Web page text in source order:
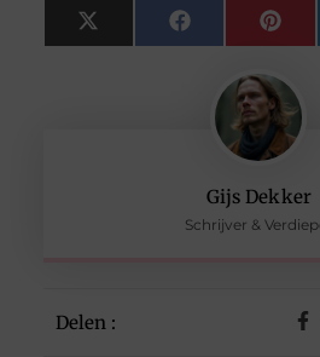
Gijs Dekker
Schrijver &
Delen :
X
(Twitter)
Facebook